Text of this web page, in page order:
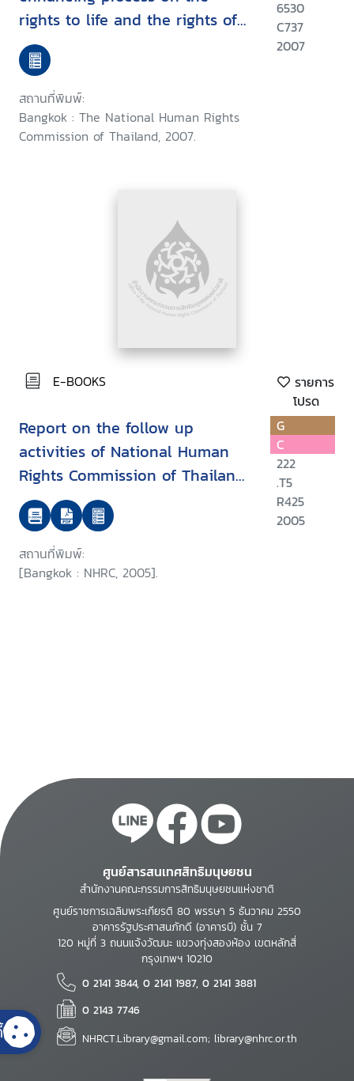
rights to life and the rights of
self-determination for the
internally displaced persons
among the risky areas under
the Thai government policy :
November 2005 - April 2007
สถานที่พิมพ์:
Bangkok : The National Human Rights
Commission of Thailand, 2007.
6530
C737
2007
E-BOOKS
รายการ
โปรด
Report on the follow up
activities of National Human
Rights Commission of Thailand
on the APF-Brookings/Bern
project on internally displaced
persons
สถานที่พิมพ์:
[Bangkok : NHRC, 2005].
G
C
222
.T5
R425
2005
ศูนย์สารสนเทศสิทธิมนุษยชน
สำนักงานคณะกรรมการสิทธิมนุษยชนแห่งชาติ
ศูนย์ราชการเฉลิมพระเกียรติ 80 พรรษา 5 ธันวาคม 2550
อาคารรัฐประศาสนภักดี (อาคารบี) ชั้น 7
120 หมู่ที่ 3 ถนนแจ้งวัฒนะ แขวงทุ่งสองห้อง เขตหลักสี่
กรุงเทพฯ 10210
0 2141 3844, 0 2141 1987, 0 2141 3881
0 2143 7746
NHRCT.Library@gmail.com; library@nhrc.or.th